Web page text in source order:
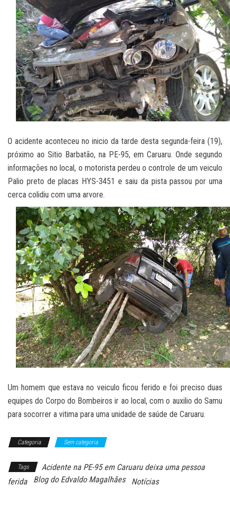
O acidente aconteceu no inicio da tarde desta segunda-feira (19),
próximo ao Sitio Barbatão, na PE-95, em Caruaru. Onde segundo
informações no local, o motorista perdeu o controle de um veiculo
Palio preto de placas HYS-3451 e saiu da pista passou por uma
cerca colidiu com uma arvore.
Um homem que estava no veiculo ficou ferido e foi preciso duas
equipes do Corpo do Bombeiros ir ao local, com o auxilio do Samu
para socorrer a vitima para uma unidade de saúde de Caruaru.
Categoria Sem categoria
Tags
Acidente na PE-95 em Caruaru deixa uma pessoa
ferida
Blog do Edvaldo Magalhães Notícias